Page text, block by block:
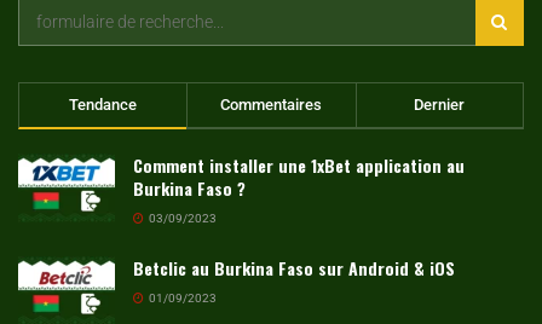
Tendance Commentaires Dernier
Comment installer une 1xBet application au
Burkina Faso ?
03/09/2023
Betclic au Burkina Faso sur Android & iOS
01/09/2023